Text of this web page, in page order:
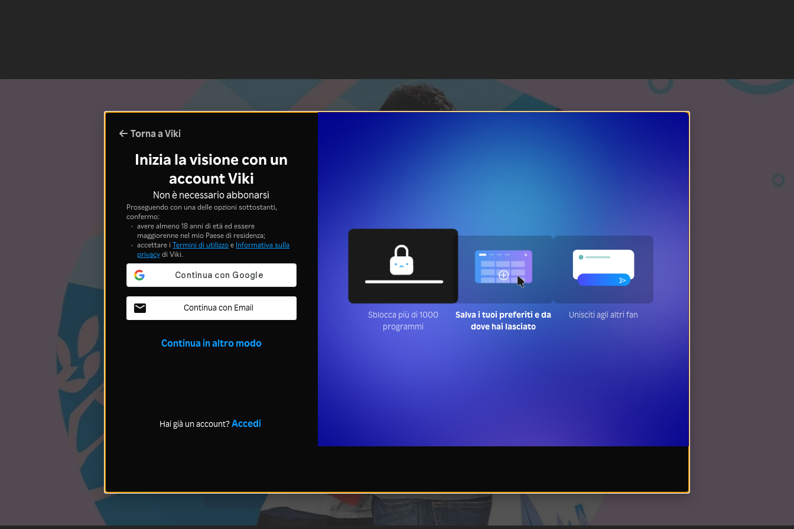
Torna a Viki
Inizia la visione con un
account Viki
Non è necessario abbonarsi
Proseguendo con una delle opzioni sottostanti,
confermo:
avere almeno 18 anni di età ed essere
maggiorenne nel mio Paese di residenza;
accettare iTermini di utilizzoe Informativa sulla
privacydi Viki.
Continua con Email
Continua in altro modo
Hai già un account?Accedi
Sblocca più di 1000
programmi
Salva i tuoi preferiti e da
dove hai lasciato
Unisciti agli altri fan